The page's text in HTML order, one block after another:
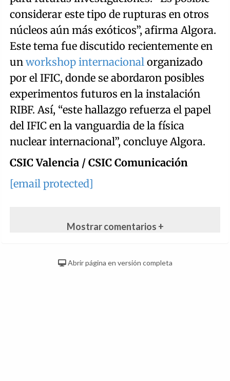
considerar este tipo de rupturas en otros
núcleos aún más exóticos”, afirma Algora.
Este tema fue discutido recientemente en
un workshop internacional organizado
por el IFIC, donde se abordaron posibles
experimentos futuros en la instalación
RIBF. Así, “este hallazgo refuerza el papel
del IFIC en la vanguardia de la física
nuclear internacional”, concluye Algora.
CSIC Valencia / CSIC Comunicación
[email protected]
Mostrar comentarios +
Abrir página en versión completa